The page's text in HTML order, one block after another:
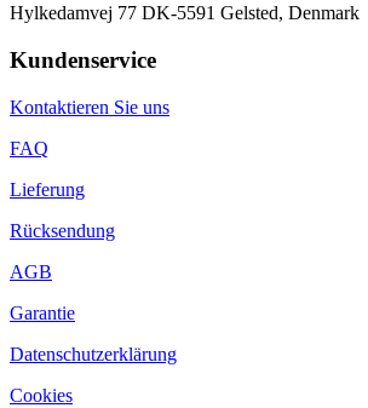
Hylkedamvej 77 DK-5591 Gelsted, Denmark
Kundenservice
Kontaktieren Sie uns
FAQ
Lieferung
Rücksendung
AGB
Garantie
Datenschutzerklärung
Cookies